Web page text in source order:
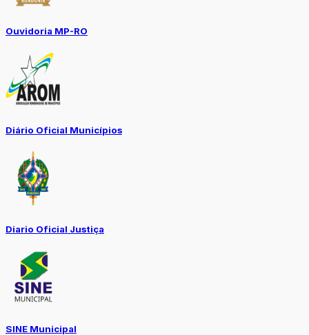
Ouvidoria MP-RO
Diário Oficial Municípios
Diario Oficial Justiça
SINE Municipal